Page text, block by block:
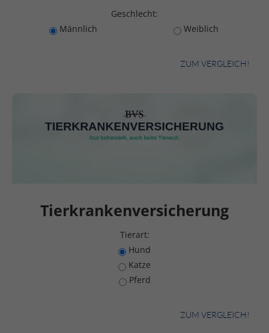
Geschlecht:
Männlich
Weiblich
ZUM VERGLEICH!
Tierkrankenversicherung
Tierart:
Hund
Katze
Pferd
ZUM VERGLEICH!